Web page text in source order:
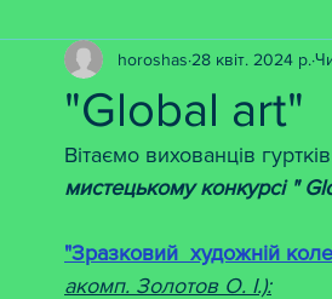
Барвистий передзвін
"Global art"
horoshas 28 квіт. 2024 р.
Вітаємо вихованців
мистецькому конкурсі "
"Зразковий  художній
акомп. Золотов О. І.):